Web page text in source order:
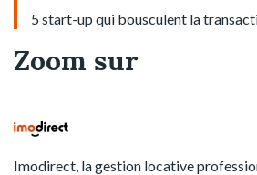
5 start-up qui bousculent la
Zoom sur
Imodirect, la gestion locative